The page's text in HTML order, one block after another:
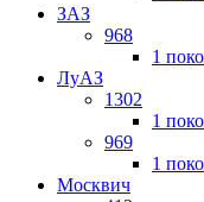
ЗАЗ
968
1
ЛуАЗ
1302
1
969
1
Москвич